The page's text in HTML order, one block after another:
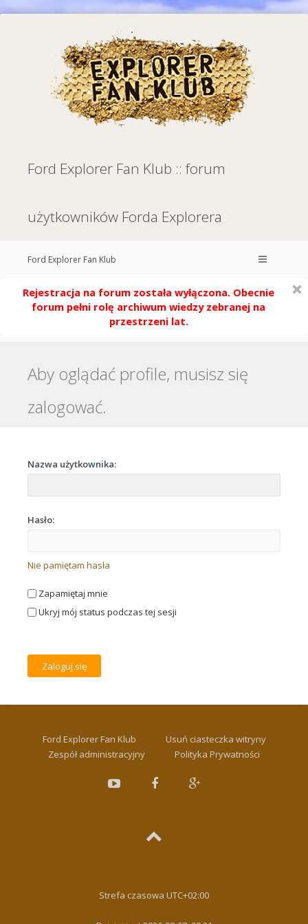
Ford Explorer Fan Klub :: forum
użytkowników Forda Explorera
Ford Explorer Fan Klub
Rejestracja na forum została wyłączona. Obecnie
forum pełni rolę archiwum wiedzy zebranej na
przestrzeni lat.
Aby oglądać profile, musisz się
zalogować.
Nazwa użytkownika:
Hasło:
Nie pamiętam hasła
Zapamiętaj mnie
Ukryj mój status podczas tej sesji
Ford Explorer Fan Klub
Usuń ciasteczka witryny
Zespół administracyjny
Polityka Prywatności
Strefa czasowa UTC+02:00